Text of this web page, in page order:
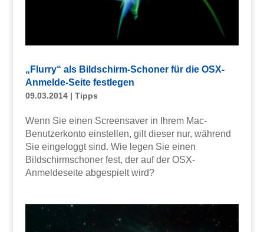
„Flurry“ als Bildschirm-Schoner für die OSX-
Anmelde-Seite festlegen
09.03.2014| Tipps
Wenn Sie einen Screensaver in Ihrem Mac-
Benutzerkonto einstellen, gilt dieser nur, während
Sie eingeloggt sind. Wie legen Sie einen
Bildschirmschoner fest, der auf der OSX-
Anmeldeseite abgespielt wird?